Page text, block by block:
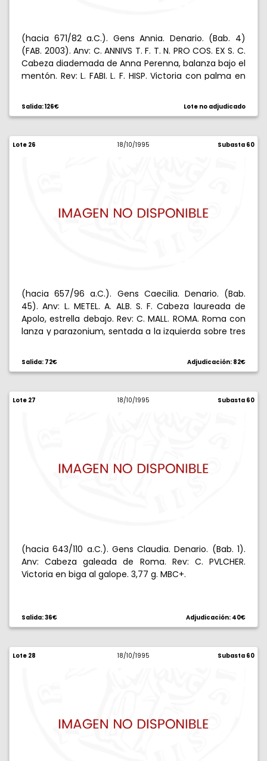
(hacia 671/82 a.C.). Gens Annia. Denario. (Bab. 4)
(FAB. 2003). Anv: C. ANNIVS T. F. T. N. PRO COS. EX S. C.
Cabeza diademada de Anna Perenna, balanza bajo el
mentón. Rev: L. FABI. L. F. HISP. Victoria con palma en
Acuñada en Hispania. Rara. MBC.
Salida: 126€ Lote no adjudicado
Lote 26 18/10/1995 Subasta 60
(hacia 657/96 a.C.). Gens Caecilia. Denario. (Bab.
45). Anv: L. METEL. A. ALB. S. F. Cabeza laureada de
Apolo, estrella debajo. Rev: C. MALL. ROMA. Roma con
lanza y parazonium, sentada a la izquierda sobre tres
Salida: 72€ Adjudicación: 82€
Lote 27 18/10/1995 Subasta 60
(hacia 643/110 a.C.). Gens Claudia. Denario. (Bab. 1).
Anv: Cabeza galeada de Roma. Rev: C. PVLCHER.
Victoria en biga al galope. 3,77 g. MBC+.
Salida: 36€ Adjudicación: 40€
Lote 28 18/10/1995 Subasta 60